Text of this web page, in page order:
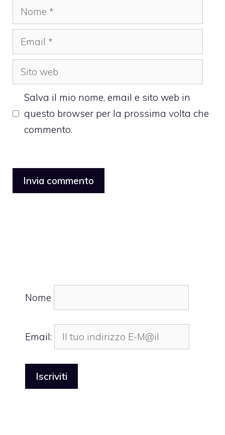
Nome
Email
Sito
web
Salva il mio nome, email e sito web in
questo browser per la prossima volta che
commento.
Nome
Email: